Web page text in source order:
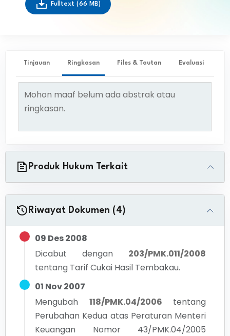
Fulltext (66 MB)
Tinjauan Ringkasan Files & Tautan Evaluasi
Mohon maaf belum ada abstrak atau
ringkasan.
Produk Hukum Terkait
Riwayat Dokumen (4)
09 Des 2008
Dicabut dengan
203/PMK.011/2008
tentang Tarif Cukai Hasil Tembakau.
01 Nov 2007
Mengubah
118/PMK.04/2006
tentang
Perubahan Kedua atas Peraturan Menteri
Keuangan Nomor 43/PMK.04/2005